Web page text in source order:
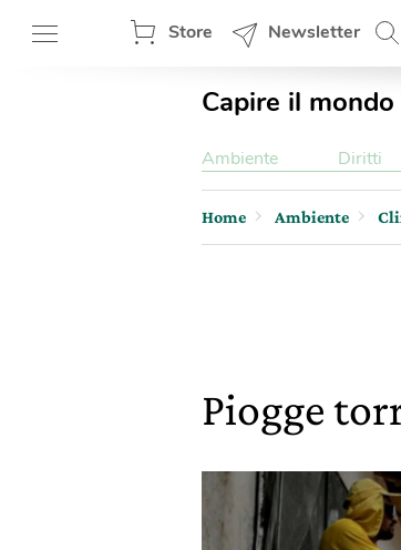
Store Newsletter
Capire il mondo
Ambiente Diritti
Home Ambiente
Piogge